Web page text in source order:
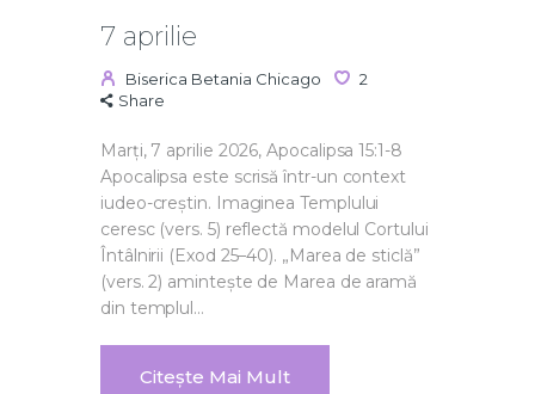
7 aprilie
Biserica Betania Chicago
2
Share
Marți, 7 aprilie 2026, Apocalipsa 15:1-8
Apocalipsa este scrisă într-un context
iudeo-creștin. Imaginea Templului
ceresc (vers. 5) reflectă modelul Cortului
Întâlnirii (Exod 25–40). „Marea de sticlă”
(vers. 2) amintește de Marea de aramă
din templul…
Citește Mai Mult